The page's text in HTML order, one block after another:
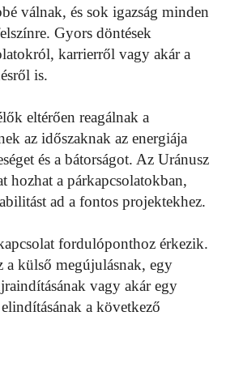
válnak, és sok igazság minden
Gyors döntések
karrierről vagy akár a
is.
eltérően reagálnak a
az időszaknak az energiája
és a bátorságot. Az Uránusz
hozhat a párkapcsolatokban,
ad a fontos projektekhez.
fordulóponthoz érkezik.
külső megújulásnak, egy
vagy akár egy
a következő